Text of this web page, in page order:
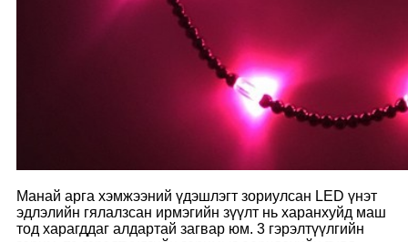
Манай арга хэмжээний үдэшлэгт зориулсан LED үнэт
эдлэлийн гялалзсан ирмэгийн зүүлт нь харанхуйд маш
тод харагддаг алдартай загвар юм. 3 гэрэлтүүлгийн